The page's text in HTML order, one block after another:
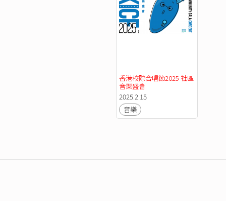
香港校際合唱節2025 社區
音樂盛會
2025.2.15
音樂